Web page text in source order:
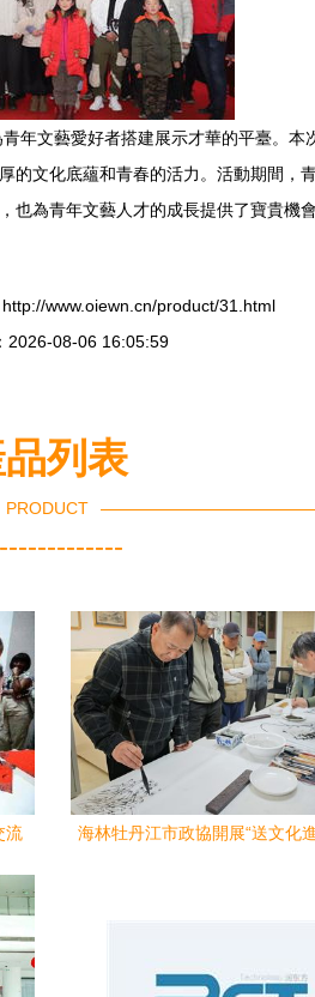
年文藝愛好者搭建展示才華的平臺。
文化底蘊和青春的活力。活動期間，
為青年文藝人才的成長提供了寶貴機
www.oiewn.cn/product/31.html
2026-08-06 16:05:59
列表
PRODUCT
流
海林牡丹江市政協開展“送文化